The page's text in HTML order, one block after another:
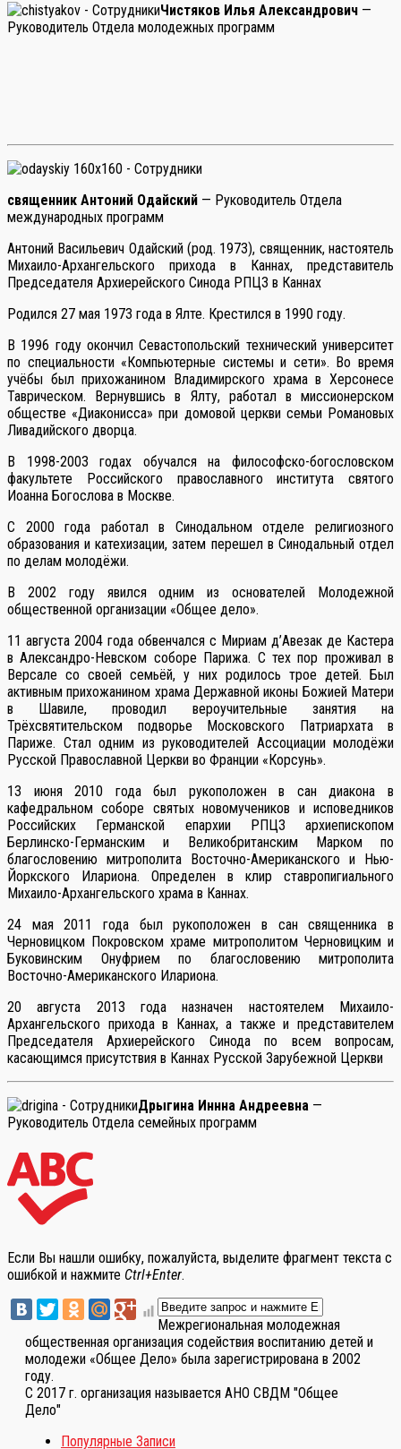
Чистяков Илья Александрович —
Руководитель Отдела молодежных программ
священник Антоний Одайский — Руководитель Отдела
международных программ
Антоний Васильевич Одайский (род. 1973), священник, настоятель
Михаило-Архангельского прихода в Каннах, представитель
Председателя Архиерейского Синода РПЦЗ в Каннах
Родился 27 мая 1973 года в Ялте. Крестился в 1990 году.
В 1996 году окончил Севастопольский технический университет
по специальности «Компьютерные системы и сети». Во время
учёбы был прихожанином Владимирского храма в Херсонесе
Таврическом. Вернувшись в Ялту, работал в миссионерском
обществе «Диаконисса» при домовой церкви семьи Романовых
Ливадийского дворца.
В 1998-2003 годах обучался на философско-богословском
факультете Российского православного института святого
Иоанна Богослова в Москве.
С 2000 года работал в Синодальном отделе религиозного
образования и катехизации, затем перешел в Синодальный отдел
по делам молодёжи.
В 2002 году явился одним из основателей Молодежной
общественной организации «Общее дело».
11 августа 2004 года обвенчался с Мириам д’Авезак де Кастера
в Александро-Невском соборе Парижа. С тех пор проживал в
Версале со своей семьёй, у них родилось трое детей. Был
активным прихожанином храма Державной иконы Божией Матери
в Шавиле, проводил вероучительные занятия на
Трёхсвятительском подворье Московского Патриархата в
Париже. Стал одним из руководителей Ассоциации молодёжи
Русской Православной Церкви во Франции «Корсунь».
13 июня 2010 года был рукоположен в сан диакона в
кафедральном соборе святых новомучеников и исповедников
Российских Германской епархии РПЦЗ архиепископом
Берлинско-Германским и Великобританским Марком по
благословению митрополита Восточно-Американского и Нью-
Йоркского Илариона. Определен в клир ставропигиального
Михаило-Архангельского храма в Каннах.
24 мая 2011 года был рукоположен в сан священника в
Черновицком Покровском храме митрополитом Черновицким и
Буковинским Онуфрием по благословению митрополита
Восточно-Американского Илариона.
20 августа 2013 года назначен настоятелем Михаило-
Архангельского прихода в Каннах, а также и представителем
Председателя Архиерейского Синода по всем вопросам,
касающимся присутствия в Каннах Русской Зарубежной Церкви
Дрыгина Иннна Андреевна —
Руководитель Отдела семейных программ
Если Вы нашли ошибку, пожалуйста, выделите фрагмент текста с
ошибкой и нажмите Ctrl+Enter.
Межрегиональная молодежная
общественная организация содействия воспитанию детей и
молодежи «Общее Дело» была зарегистрирована в 2002
году.
С 2017 г. организация называется АНО СВДМ "Общее
Дело"
Популярные Записи